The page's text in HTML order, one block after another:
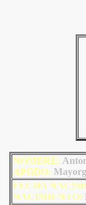
NOMBRE:
APODO:
FECHA
NACIMIENTO: